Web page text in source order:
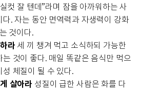
컷 잘 텐데”라며 잠을 아까워하는 사
다. 자는 동안 면역력과 자생력이 강화
것이다.
라세 끼 챙겨 먹고 소식하되 가능한
것이 좋다. 매일 똑같은 음식만 먹으
체질이 될 수 있다.
살아라 성질이 급한 사람은 화를 다